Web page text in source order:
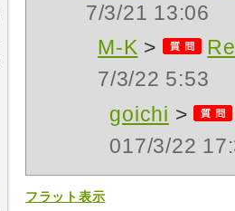
7/3/21 13:06
M-K >
7/3/22 5:53
goichi >
017/3/22
フラット表示